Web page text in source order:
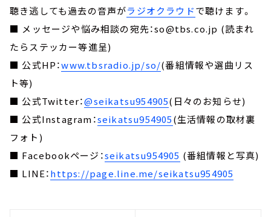
聴き逃しても過去の音声がラジオクラウドで聴けます。
■ メッセージや悩み相談の宛先：so@tbs.co.jp (読まれ
たらステッカー等進呈)
■ 公式HP：www.tbsradio.jp/so/(番組情報や選曲リス
ト等)
■ 公式Twitter：@seikatsu954905(日々のお知らせ)
■ 公式Instagram：seikatsu954905(生活情報の取材裏
フォト)
■ Facebookページ：seikatsu954905 (番組情報と写真)
■ LINE：https://page.line.me/seikatsu954905